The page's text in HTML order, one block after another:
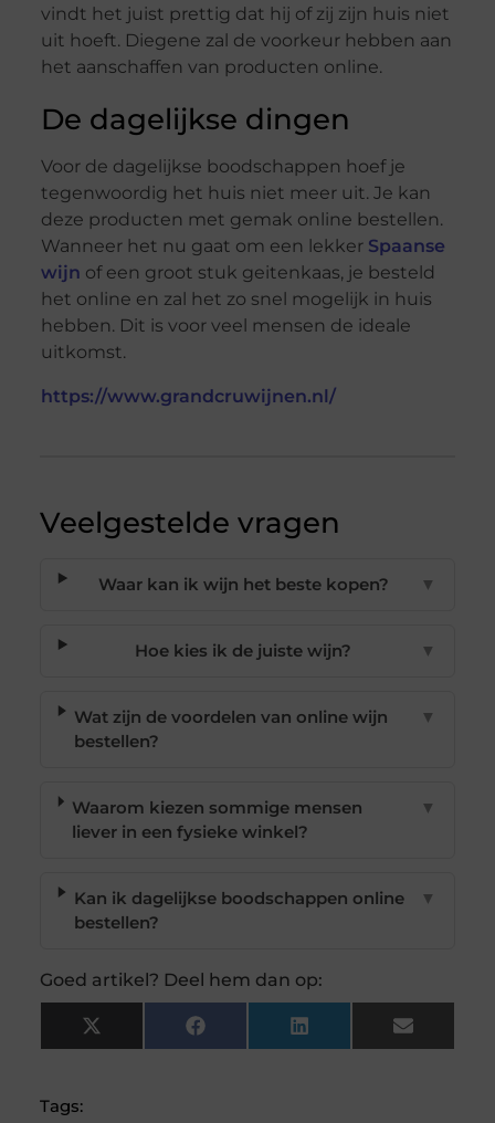
vindt het juist prettig dat hij of zij zijn huis niet
uit hoeft. Diegene zal de voorkeur hebben aan
het aanschaffen van producten online.
De dagelijkse dingen
Voor de dagelijkse boodschappen hoef je
tegenwoordig het huis niet meer uit. Je kan
deze producten met gemak online bestellen.
Wanneer het nu gaat om een lekker Spaanse
wijn of een groot stuk geitenkaas, je besteld
het online en zal het zo snel mogelijk in huis
hebben. Dit is voor veel mensen de ideale
uitkomst.
https://www.grandcruwijnen.nl/
Veelgestelde vragen
Waar kan ik wijn het beste kopen? ▼
Hoe kies ik de juiste wijn? ▼
Wat zijn de voordelen van online wijn
bestellen?
▼
Waarom kiezen sommige mensen
liever in een fysieke winkel?
▼
Kan ik dagelijkse boodschappen online
bestellen?
▼
Goed artikel? Deel hem dan op:
X
(Twitter)
Facebook LinkedIn Email
Tags: